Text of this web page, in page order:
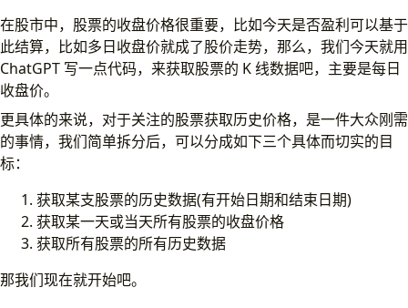
在股市中，股票的收盘价格很重要，比如今天是否盈利可以基于
此结算，比如多日收盘价就成了股价走势，那么，我们今天就用
ChatGPT 写一点代码，来获取股票的 K 线数据吧，主要是每日
收盘价。
更具体的来说，对于关注的股票获取历史价格，是一件大众刚需
的事情，我们简单拆分后，可以分成如下三个具体而切实的目
标：
获取某支股票的历史数据(有开始日期和结束日期)
获取某一天或当天所有股票的收盘价格
获取所有股票的所有历史数据
那我们现在就开始吧。